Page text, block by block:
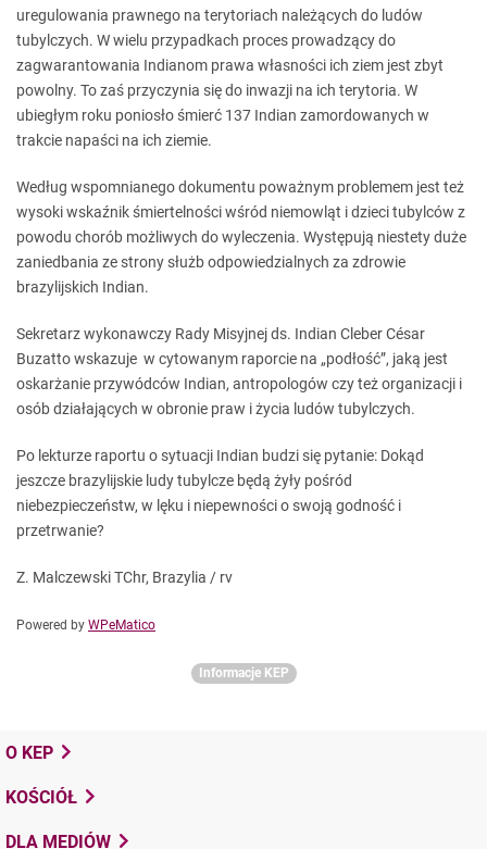
uregulowania prawnego na terytoriach należących do ludów
tubylczych. W wielu przypadkach proces prowadzący do
zagwarantowania Indianom prawa własności ich ziem jest zbyt
powolny. To zaś przyczynia się do inwazji na ich terytoria. W
ubiegłym roku poniosło śmierć 137 Indian zamordowanych w
trakcie napaści na ich ziemie.
Według wspomnianego dokumentu poważnym problemem jest też
wysoki wskaźnik śmiertelności wśród niemowląt i dzieci tubylców z
powodu chorób możliwych do wyleczenia. Występują niestety duże
zaniedbania ze strony służb odpowiedzialnych za zdrowie
brazylijskich Indian.
Sekretarz wykonawczy Rady Misyjnej ds. Indian Cleber César
Buzatto wskazuje w cytowanym raporcie na „podłość”, jaką jest
oskarżanie przywódców Indian, antropologów czy też organizacji i
osób działających w obronie praw i życia ludów tubylczych.
Po lekturze raportu o sytuacji Indian budzi się pytanie: Dokąd
jeszcze brazylijskie ludy tubylcze będą żyły pośród
niebezpieczeństw, w lęku i niepewności o swoją godność i
przetrwanie?
Z. Malczewski TChr, Brazylia / rv
Powered by WPeMatico
Informacje KEP
O KEP
KOŚCIÓŁ
DLA MEDIÓW